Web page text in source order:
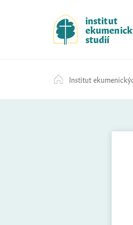
k
i
p
t
c
o
institut
studií
Institut